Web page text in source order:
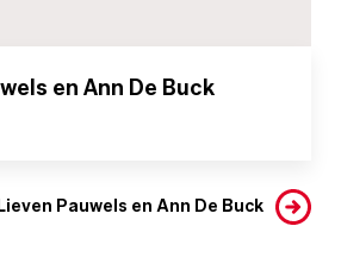
en Ann De Buck
Pauwels en Ann De Buck